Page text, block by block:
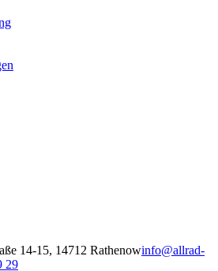
14-15, 14712 Rathenowinfo@allrad-
29